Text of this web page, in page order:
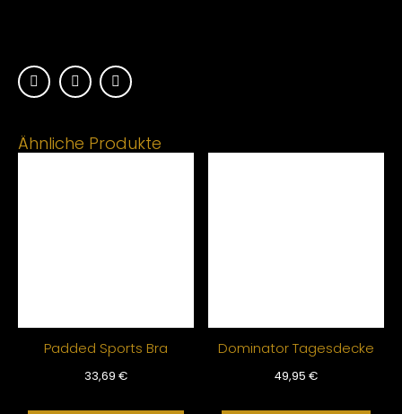
Ähnliche Produkte
Padded Sports Bra
33,69 €
Dominator Tagesdecke
49,95€